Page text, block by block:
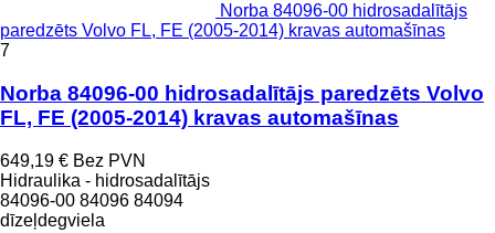
Norba 84096-00 hidrosadalītājs
paredzēts Volvo FL, FE (2005-2014) kravas automašīnas
7
Norba 84096-00 hidrosadalītājs paredzēts Volvo
FL, FE (2005-2014) kravas automašīnas
649,19 € Bez PVN
Hidraulika - hidrosadalītājs
84096-00 84096 84094
dīzeļdegviela